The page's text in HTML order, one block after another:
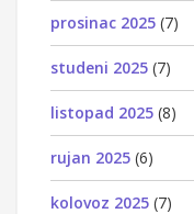
prosinac 2025 (7)
studeni 2025 (7)
listopad 2025 (8)
rujan 2025 (6)
kolovoz 2025 (7)